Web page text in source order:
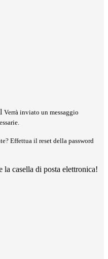
Verrà inviato un messaggio
Effettua il reset della password
casella di posta elettronica!